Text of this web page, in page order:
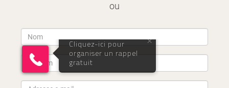
ou